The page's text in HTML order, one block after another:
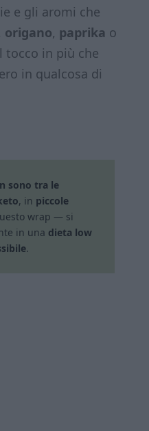
e gli aromi che
origano, paprika o
in più che
in qualcosa di
sono tra le
, in piccole
wrap — si
in una dieta low
.